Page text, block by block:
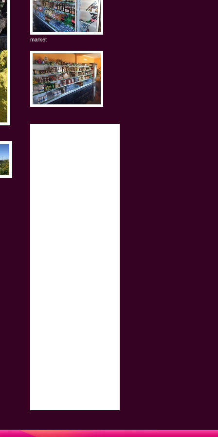
market